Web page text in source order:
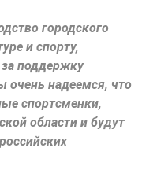
городского
и спорту,
поддержку
очень надеемся, что
спортсменки,
области и будут